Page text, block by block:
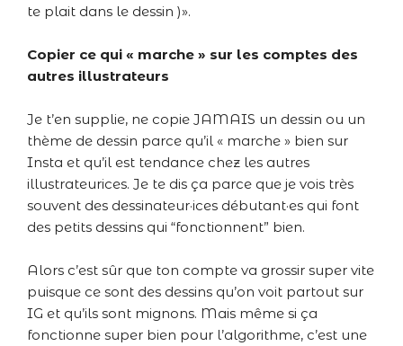
te plait dans le dessin )».
Copier ce qui « marche » sur les comptes des
autres illustrateurs
Je t’en supplie, ne copie JAMAIS un dessin ou un
thème de dessin parce qu’il « marche » bien sur
Insta et qu’il est tendance chez les autres
illustrateurices. Je te dis ça parce que je vois très
souvent des dessinateur·ices débutant·es qui font
des petits dessins qui “fonctionnent” bien.
Alors c’est sûr que ton compte va grossir super vite
puisque ce sont des dessins qu’on voit partout sur
IG et qu’ils sont mignons. Mais même si ça
fonctionne super bien pour l’algorithme, c’est une